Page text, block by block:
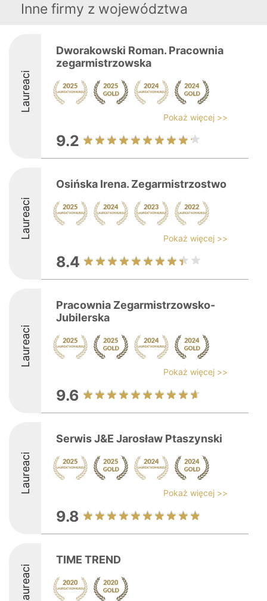
Inne firmy z województwa
Laureaci
Dworakowski Roman. Pracownia
zegarmistrzowska
Pokaż więcej >>
9.2
Laureaci
Osińska Irena. Zegarmistrzostwo
Pokaż więcej >>
8.4
Laureaci
Pracownia Zegarmistrzowsko-
Jubilerska
Pokaż więcej >>
9.6
Laureaci
Serwis J&E Jarosław Ptaszynski
Pokaż więcej >>
9.8
Laureaci
TIME TREND